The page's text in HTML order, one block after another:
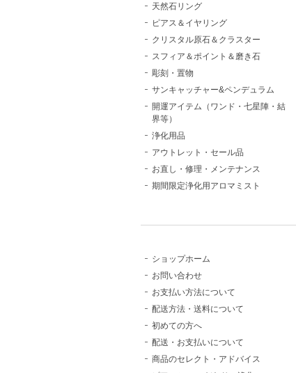
天然石リング
ピアス＆イヤリング
クリスタル原石＆クラスター
スフィア＆ポイント＆磨き石
彫刻・置物
サンキャッチャー&ペンデュラム
開運アイテム（ワンド・七星陣・結
界等）
浄化用品
アウトレット・セール品
お直し・修理・メンテナンス
期間限定浄化用アロマミスト
ショップホーム
お問い合わせ
お支払い方法について
配送方法・送料について
初めての方へ
配送・お支払いについて
商品のセレクト・アドバイス